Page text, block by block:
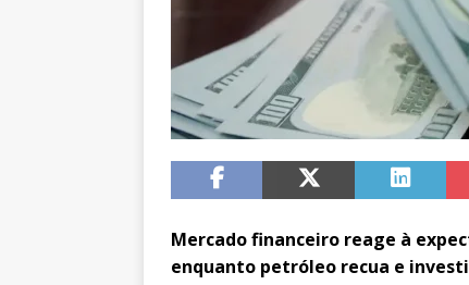
Mercado financeiro reage à
enquanto petróleo recua e